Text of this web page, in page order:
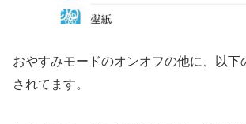
おやすみモードのオンオフの他に、以下
されてます。